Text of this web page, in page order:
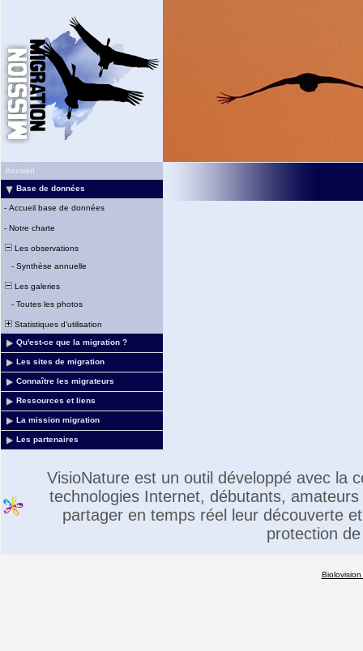
Accueil
Base de données
- Accueil base de données
- Notre charte
Les observations
- Synthèse annuelle
Les galeries
- Toutes les photos
Statistiques d'utilisation
Qu'est-ce que la migration ?
Les sites de migration
Connaître les migrateurs
Ressources et liens
La mission migration
Les partenaires
VisioNature est un outil développé avec la
technologies Internet, débutants,
partager en temps réel leur découverte
protection
Biolovision